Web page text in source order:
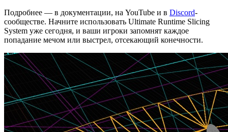
Подробнее — в документации, на YouTube и в Discord-
сообществе. Начните использовать Ultimate Runtime Slicing
System уже сегодня, и ваши игроки запомнят каждое
попадание мечом или выстрел, отсекающий конечности.